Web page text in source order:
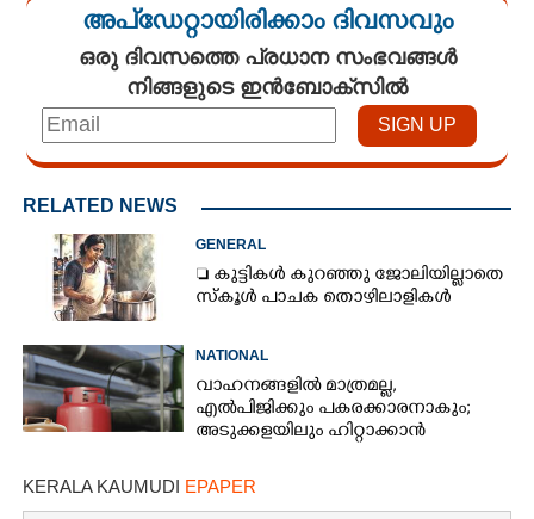
അപ്ഡേറ്റായിരിക്കാം ദിവസവും
ഒരു ദിവസത്തെ പ്രധാന സംഭവങ്ങൾ
നിങ്ങളുടെ ഇൻബോക്സിൽ
RELATED NEWS
GENERAL
 കുട്ടികൾ കുറഞ്ഞു ജോലിയില്ലാതെ
സ്കൂൾ പാചക തൊഴിലാളികൾ
NATIONAL
വാഹനങ്ങളില്‍ മാത്രമല്ല,
എല്‍പിജിക്കും പകരക്കാരനാകും;
അടുക്കളയിലും ഹിറ്റാക്കാന്‍
KERALA KAUMUDI EPAPER